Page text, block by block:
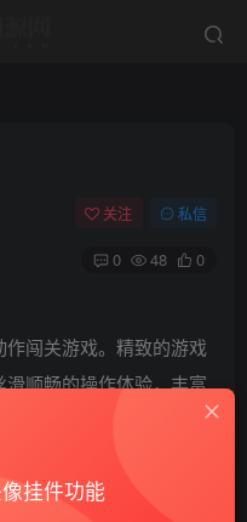
关注 私信
0 48 0
闯关游戏。精致的游戏
顺畅的操作体验，丰富
，让你在不同难度的关卡
。
挂件功能